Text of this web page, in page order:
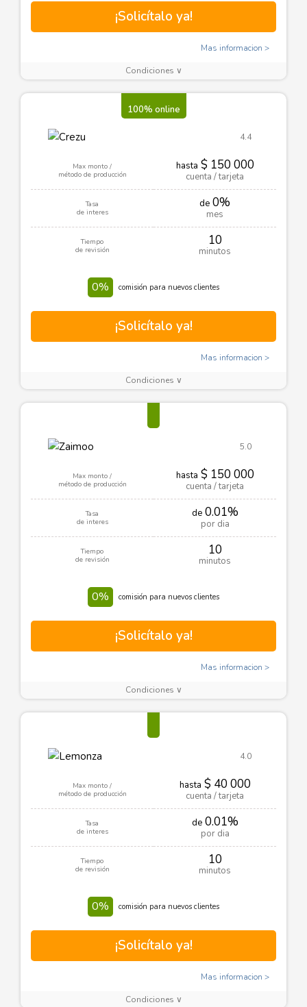
¡Solicítalo ya!
Mas informacion
Condiciones ∨
100% online
4.4
Max monto /
método de producción
hasta $ 150 000
cuenta / tarjeta
Tasa
de interes
de 0%
mes
Tiempo
de revisión
10
minutos
0% comisión para nuevos clientes
¡Solicítalo ya!
Mas informacion
Condiciones ∨
5.0
Max monto /
método de producción
hasta $ 150 000
cuenta / tarjeta
Tasa
de interes
de0.01%
por dia
Tiempo
de revisión
10
minutos
0% comisión para nuevos clientes
¡Solicítalo ya!
Mas informacion
Condiciones ∨
4.0
Max monto /
método de producción
hasta $ 40 000
cuenta / tarjeta
Tasa
de interes
de0.01%
por dia
Tiempo
de revisión
10
minutos
0% comisión para nuevos clientes
¡Solicítalo ya!
Mas informacion
Condiciones ∨